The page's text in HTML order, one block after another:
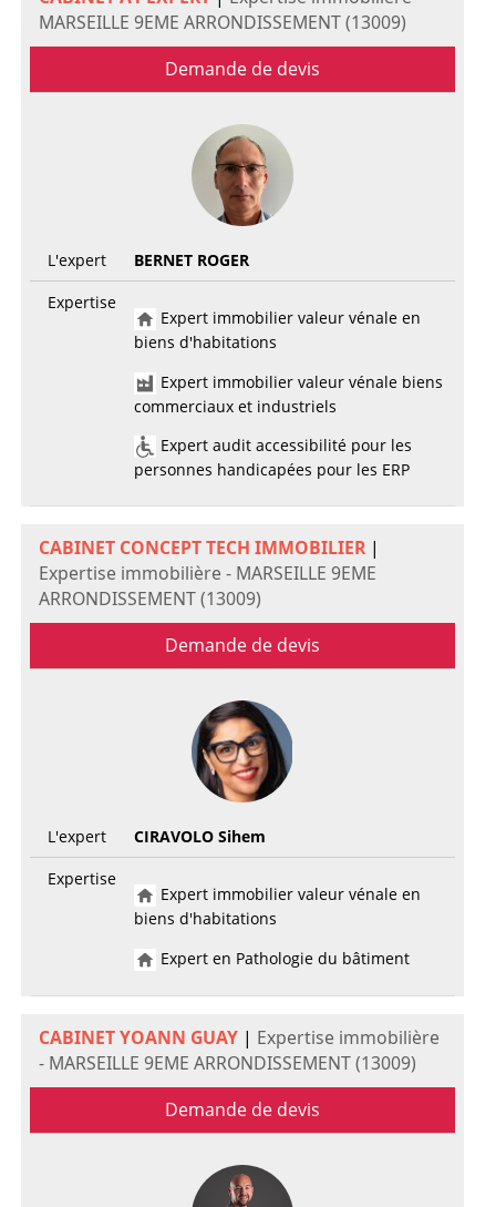
MARSEILLE 9EME ARRONDISSEMENT (13009)
Demande de devis
L'expert
BERNET ROGER
Expertise
Expert immobilier valeur vénale en
biens d'habitations
Expert immobilier valeur vénale biens
commerciaux et industriels
Expert audit accessibilité pour les
personnes handicapées pour les ERP
CABINET CONCEPT TECH IMMOBILIER|
Expertise immobilière - MARSEILLE 9EME
ARRONDISSEMENT (13009)
Demande de devis
L'expert
CIRAVOLO Sihem
Expertise
Expert immobilier valeur vénale en
biens d'habitations
Expert en Pathologie du bâtiment
CABINET YOANN GUAY| Expertise immobilière
- MARSEILLE 9EME ARRONDISSEMENT (13009)
Demande de devis